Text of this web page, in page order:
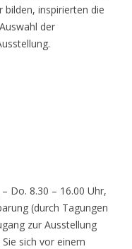
inspirierten die
der
Do. 8.30 – 16.00 Uhr,
(durch Tagungen
zur Ausstellung
sich vor einem